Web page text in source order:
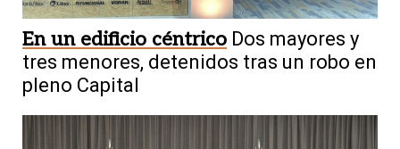
En un edificio céntrico Dos mayores y
tres menores, detenidos tras un robo en
pleno Capital